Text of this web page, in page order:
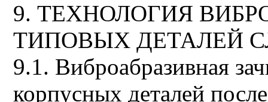
9. ТЕХНОЛОГИЯ
ТИПОВЫХ ДЕТАЛЕЙ
9.1. Виброабразивная
корпусных деталей